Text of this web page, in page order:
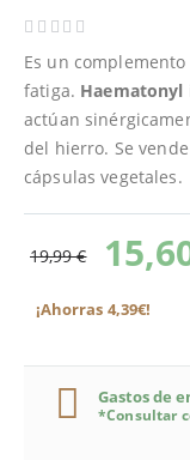
de
Es un
fatiga. Haematonyl
actúan
del hierro. Se
cápsulas vegetales.
19,99 €
¡Ahorras 4,39€!
Gastos de
*Consultar